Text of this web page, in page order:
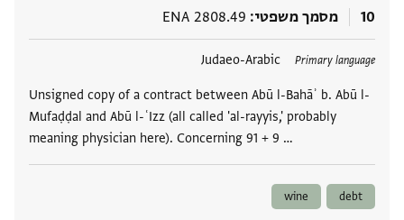
10 מסמך משפטי ENA 2808.49
Primary language
Judaeo-Arabic
Unsigned copy of a contract between Abū l-Bahāʾ b. Abū l-
Mufaḍḍal and Abū l-ʿIzz (all called 'al-rayyis,' probably
meaning physician here). Concerning 91 + 9 …
תגים
debt
wine